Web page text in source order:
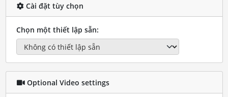
Cài đặt tùy chọn
Chọn một thiết lập sẵn:
Optional Video settings